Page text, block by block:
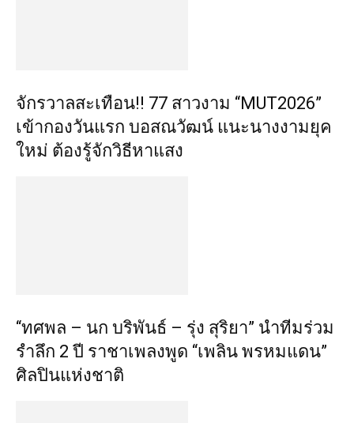
จักรวาลสะเทือน!! 77 สาวงาม “MUT2026”
เข้ากองวันแรก บอสณวัฒน์ แนะนางงามยุค
ใหม่ ต้องรู้จักวิธีหาแสง
“ทศพล – นก บริพันธ์ – รุ่ง สุริยา” นำทีมร่วม
รำลึก 2 ปี ราชาเพลงพูด “เพลิน พรหมแดน”
ศิลปินแห่งชาติ